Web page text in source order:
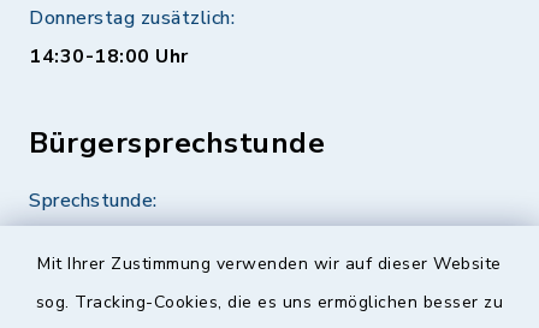
Mit Ihrer Zustimmung verwenden wir auf dieser Website
sog. Tracking-Cookies, die es uns ermöglichen besser zu
Donnerstag zusätzlich:
14:30-18:00 Uhr
Bürgersprechstunde
Sprechstunde: